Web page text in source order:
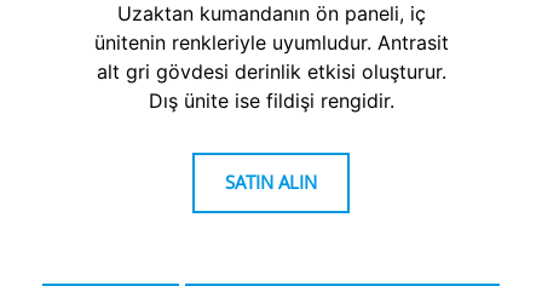
Uzaktan kumandanın ön paneli, iç
ünitenin renkleriyle uyumludur. Antrasit
alt gri gövdesi derinlik etkisi oluşturur.
Dış ünite ise fildişi rengidir.
SATIN ALIN